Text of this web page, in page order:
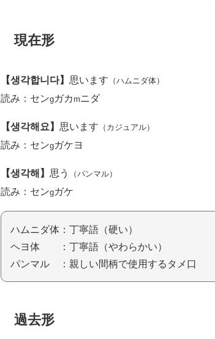
現在形
【생각합니다】 思います （ハムニダ体）
読み：センgガカm ニダ
【생각해요】 思います （カジュアル）
読み：センgガケヨ
【생각해】 思う （パンマル）
読み：センgガケ
ハムニダ体：丁寧語（硬い）
ヘヨ体 ：丁寧語（やわらかい）
パンマル ：親しい間柄で使用するタメ口
過去形